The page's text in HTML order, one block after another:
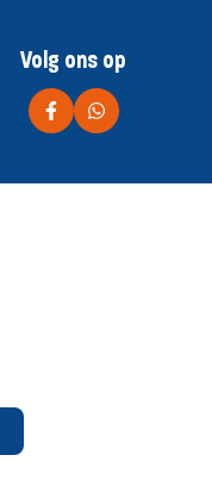
Volg ons op